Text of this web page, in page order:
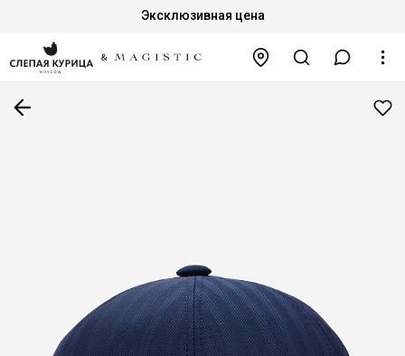
Эксклюзивная цена